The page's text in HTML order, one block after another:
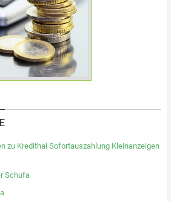
zu Kredithai Sofortauszahlung Kleinanzeigen
Schufa